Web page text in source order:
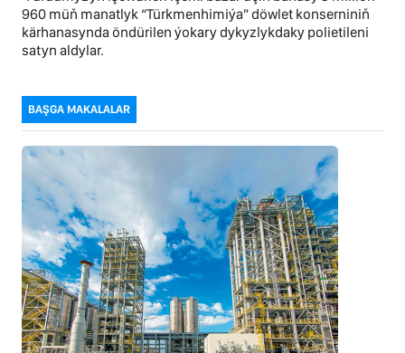
960 müň manatlyk “Türkmenhimiýa” döwlet konserniniň
kärhanasynda öndürilen ýokary dykyzlykdaky polietileni
satyn aldylar.
BAŞGA MAKALALAR